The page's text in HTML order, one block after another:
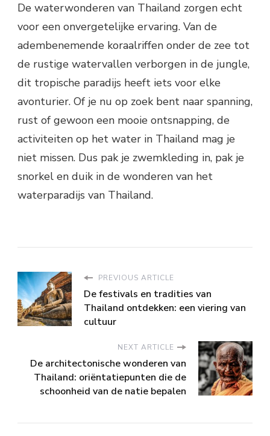
De waterwonderen van Thailand zorgen echt
voor een onvergetelijke ervaring. Van de
adembenemende koraalriffen onder de zee tot
de rustige watervallen verborgen in de jungle,
dit tropische paradijs heeft iets voor elke
avonturier. Of je nu op zoek bent naar spanning,
rust of gewoon een mooie ontsnapping, de
activiteiten op het water in Thailand mag je
niet missen. Dus pak je zwemkleding in, pak je
snorkel en duik in de wonderen van het
waterparadijs van Thailand.
PREVIOUS ARTICLE
De festivals en tradities van
Thailand ontdekken: een viering van
cultuur
NEXT ARTICLE
De architectonische wonderen van
Thailand: oriëntatiepunten die de
schoonheid van de natie bepalen